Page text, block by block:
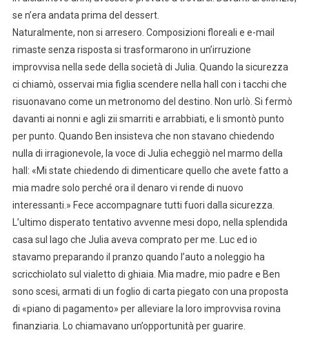
se n’era andata prima del dessert.
Naturalmente, non si arresero. Composizioni floreali e e-mail
rimaste senza risposta si trasformarono in un’irruzione
improvvisa nella sede della società di Julia. Quando la sicurezza
ci chiamò, osservai mia figlia scendere nella hall con i tacchi che
risuonavano come un metronomo del destino. Non urlò. Si fermò
davanti ai nonni e agli zii smarriti e arrabbiati, e li smontò punto
per punto. Quando Ben insisteva che non stavano chiedendo
nulla di irragionevole, la voce di Julia echeggiò nel marmo della
hall: «Mi state chiedendo di dimenticare quello che avete fatto a
mia madre solo perché ora il denaro vi rende di nuovo
interessanti.» Fece accompagnare tutti fuori dalla sicurezza.
L’ultimo disperato tentativo avvenne mesi dopo, nella splendida
casa sul lago che Julia aveva comprato per me. Luc ed io
stavamo preparando il pranzo quando l’auto a noleggio ha
scricchiolato sul vialetto di ghiaia. Mia madre, mio padre e Ben
sono scesi, armati di un foglio di carta piegato con una proposta
di «piano di pagamento» per alleviare la loro improvvisa rovina
finanziaria. Lo chiamavano un’opportunità per guarire.